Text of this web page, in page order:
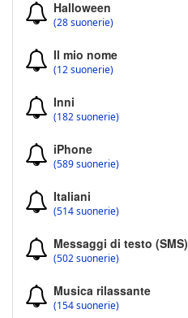
Halloween
(28 suonerie)
Il mio nome
(12 suonerie)
Inni
(182 suonerie)
iPhone
(589 suonerie)
Italiani
(514 suonerie)
Messaggi di testo (SMS)
(502 suonerie)
Musica rilassante
(154 suonerie)